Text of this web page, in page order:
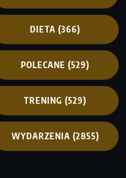
DIETA (366)
POLECANE (529)
TRENING (529)
WYDARZENIA (2855)